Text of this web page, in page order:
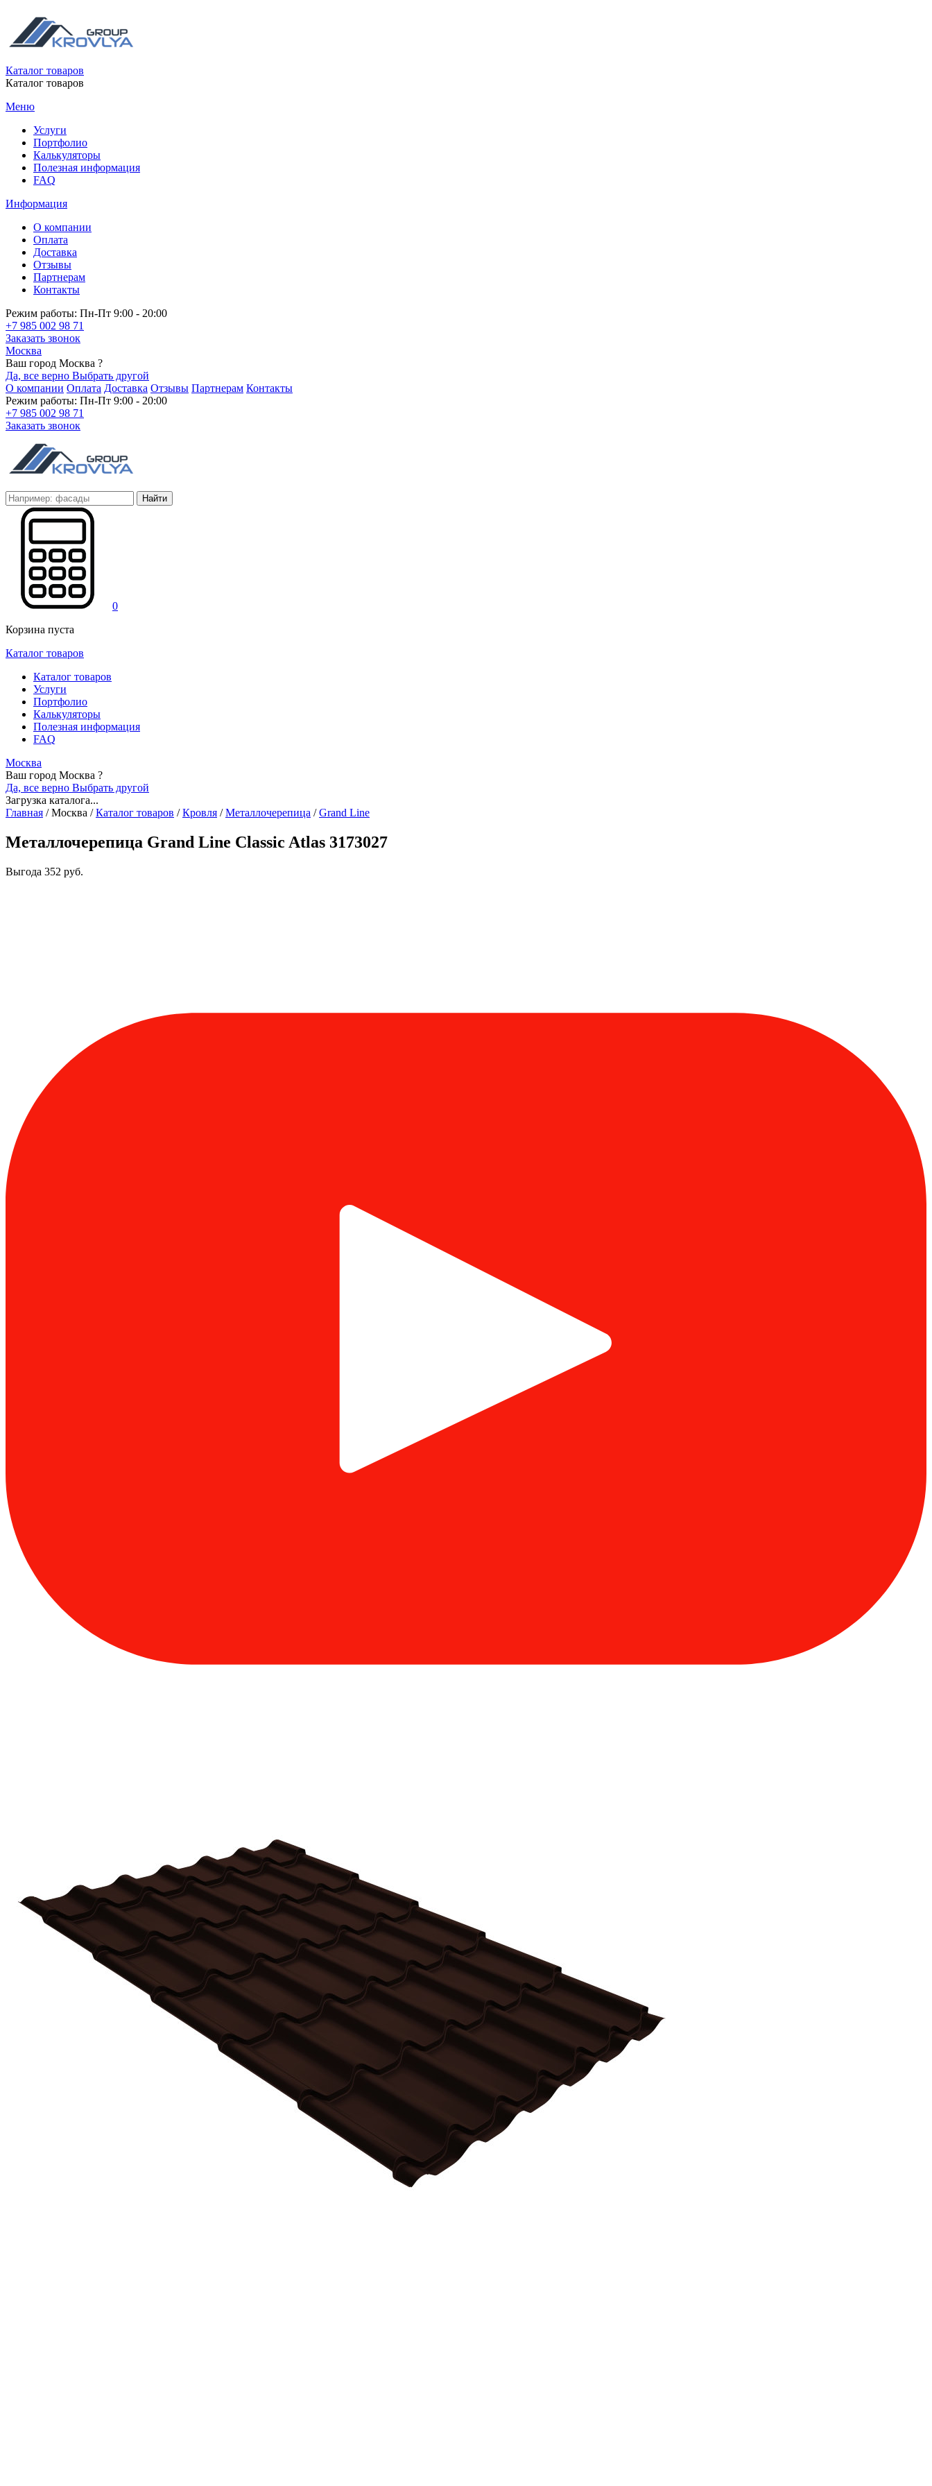
Каталог товаров
Каталог товаров
Меню
Услуги
Портфолио
Калькуляторы
Полезная информация
FAQ
Информация
О компании
Оплата
Доставка
Отзывы
Партнерам
Контакты
Режим работы: Пн-Пт 9:00 - 20:00
+7 985 002 98 71
Заказать звонок
Москва
Ваш город Москва ?
Да, все верно Выбрать другой
О компании Оплата Доставка Отзывы Партнерам Контакты
Режим работы: Пн-Пт 9:00 - 20:00
+7 985 002 98 71
Заказать звонок
Найти
0
Корзина пуста
Каталог товаров
Каталог товаров
Услуги
Портфолио
Калькуляторы
Полезная информация
FAQ
Москва
Ваш город Москва ?
Да, все верно Выбрать другой
Загрузка каталога...
Главная /Москва / Каталог товаров / Кровля / Металлочерепица / Grand Line
Металлочерепица Grand Line Classic Atlas 3173027
Выгода 352 руб.